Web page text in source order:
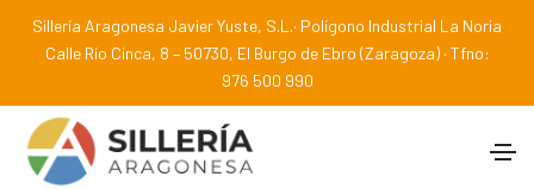
Sillería Aragonesa Javier Yuste, S.L.· Polígono Industrial La Noria
Calle Río Cinca, 8 – 50730, El Burgo de Ebro (Zaragoza) · Tfno:
976 500 990